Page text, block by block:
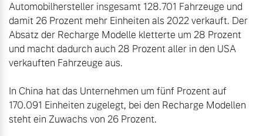
Automobilhersteller insgesamt 128.701 Fahrzeuge und
damit 26 Prozent mehr Einheiten als 2022 verkauft. Der
Absatz der Recharge Modelle kletterte um 28 Prozent
und macht dadurch auch 28 Prozent aller in den USA
verkauften Fahrzeuge aus.
In China hat das Unternehmen um fünf Prozent auf
170.091 Einheiten zugelegt, bei den Recharge Modellen
steht ein Zuwachs von 26 Prozent.